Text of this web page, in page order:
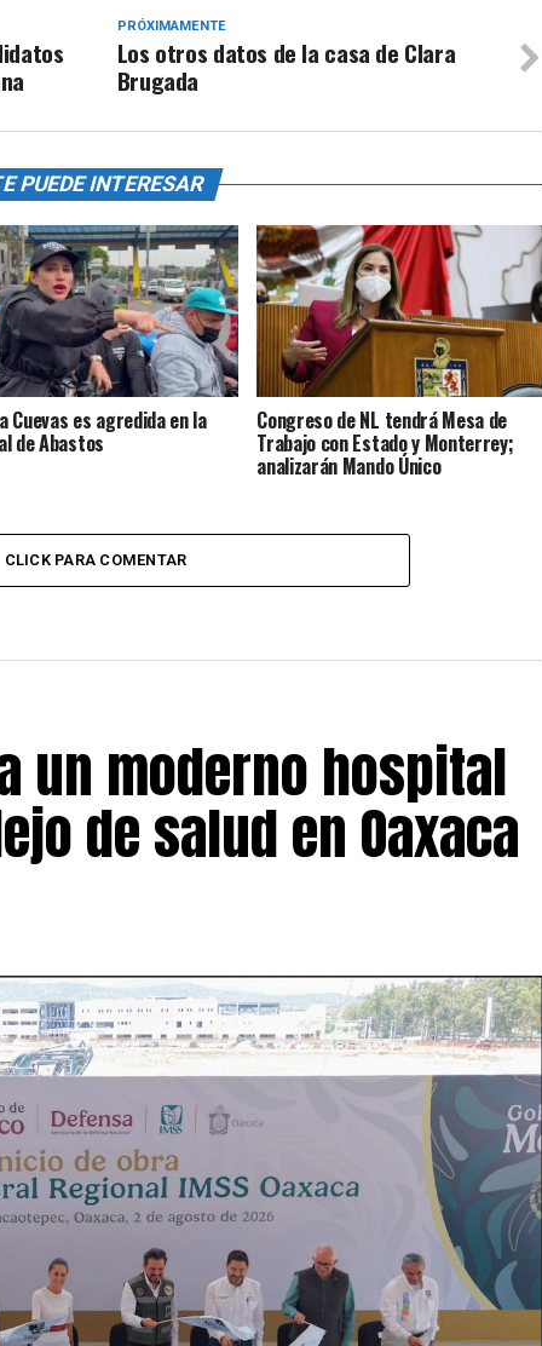
PRÓXIMAMENTE
Los otros datos de la casa de Clara
Brugada
PUEDE INTERESAR
Cuevas es agredida en la
de Abastos
Congreso de NL tendrá Mesa de
Trabajo con Estado y Monterrey;
analizarán Mando Único
CLICK PARA COMENTAR
un moderno hospital
de salud en Oaxaca